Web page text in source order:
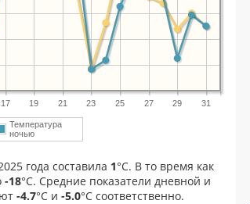
17 19 21 23 25 27 29 31
Температура
ночью
года составила 1°С. В то время как
-18°C. Средние показатели дневной и
-4.7°С и -5.0°С соответственно.